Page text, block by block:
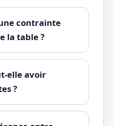
contrainte
la table ?
elle avoir
?